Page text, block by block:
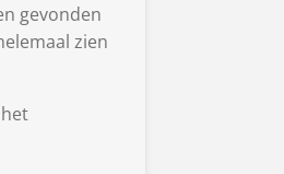
gevonden
zien